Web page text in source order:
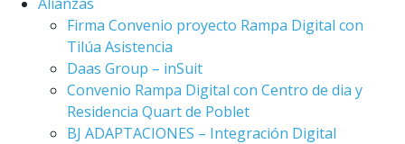
Firma Convenio proyecto Rampa Digital con
Tilúa Asistencia
Daas Group – inSuit
Convenio Rampa Digital con Centro de dia y
Residencia Quart de Poblet
BJ ADAPTACIONES – Integración Digital